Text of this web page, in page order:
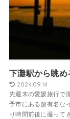
下灘駅から眺め
2024.09.14
先週末の愛媛旅行で
予市にある超有名な
り時間前後に撮って